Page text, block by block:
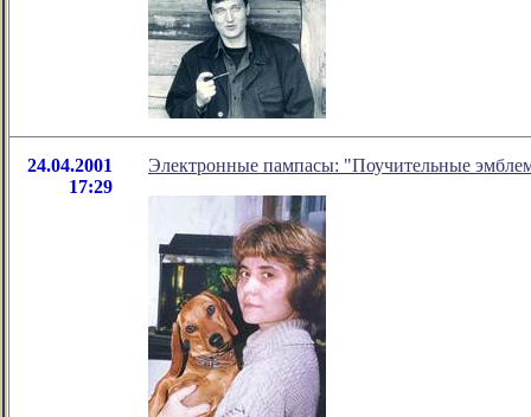
24.04.2001
17:29
Электронные пампасы: "Поучительные